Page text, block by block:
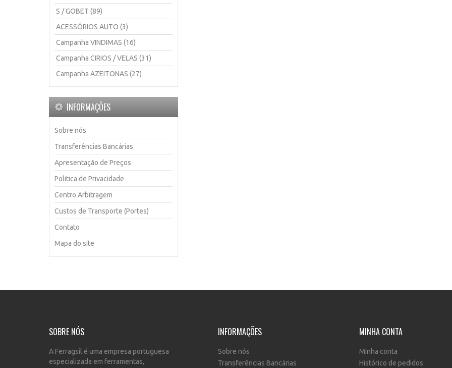
S / GOBET (89)
ACESSÓRIOS AUTO (3)
Campanha VINDIMAS (16)
Campanha CIRIOS / VELAS (31)
Campanha AZEITONAS (27)
INFORMAÇÕES
Sobre nós
Transferências Bancárias
Apresentação de Preços
Politica de Privacidade
Centro Arbitragem
Custos de Transporte (Portes)
Contato
Mapa do site
SOBRE NÓS
A Ferragsil é uma empresa portuguesa
especializada em ferramentas,
INFORMAÇÕES
Sobre nós
Transferências Bancárias
MINHA CONTA
Minha conta
Histórico de pedidos